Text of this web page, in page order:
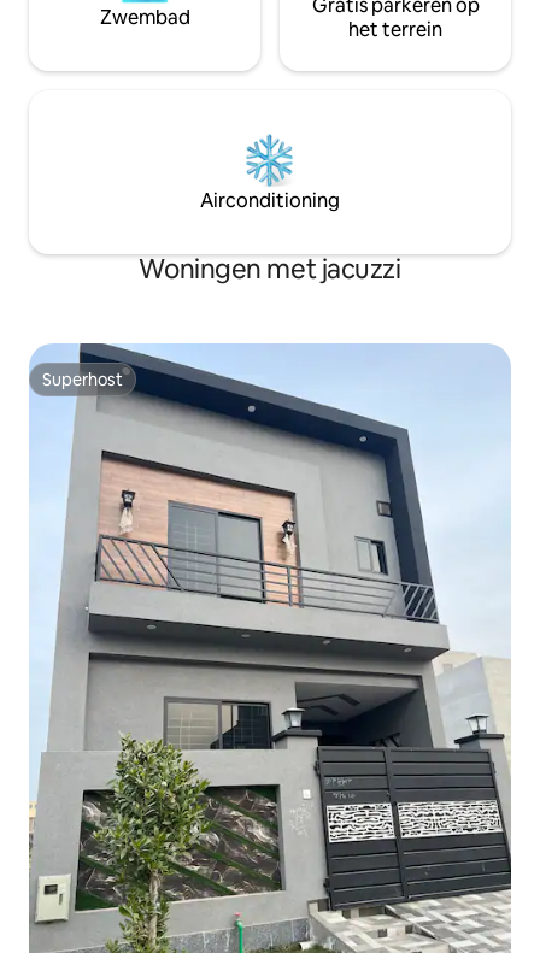
Zwembad
Gratis parkeren op
het terrein
Airconditioning
Woningen met jacuzzi
Superhost
Superhost